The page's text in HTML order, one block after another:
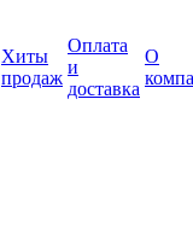
Хиты
продаж
Оплата
и
доставка
О